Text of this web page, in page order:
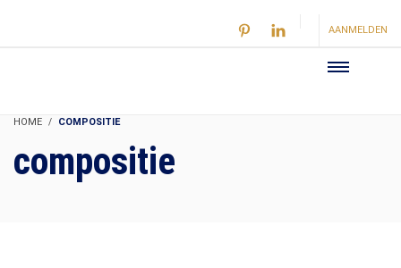
AANMELDEN
HOME COMPOSITIE
compositie